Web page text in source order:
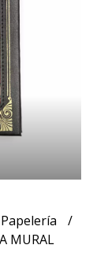
Papelería
MURAL